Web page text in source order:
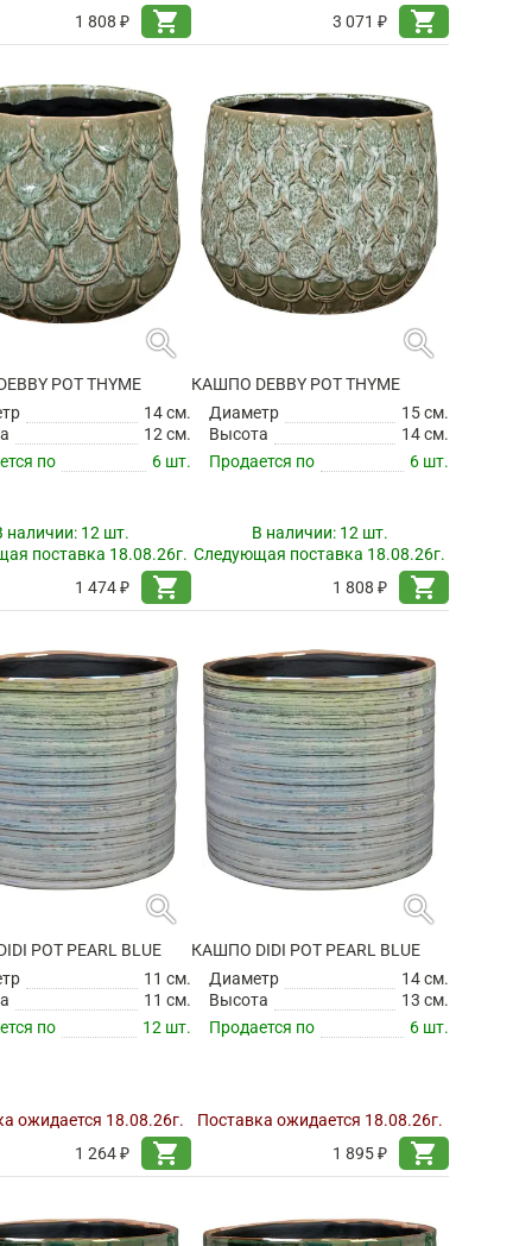
1 808 ₽
shopping_cart
3 071 ₽
shopping_cart
search
POT THYME
14 см.
12 см.
по
6 шт.
наличии: 12 шт.
поставка 18.08.26г.
1 474 ₽
shopping_cart
search
КАШПО DEBBY POT THYME
Диаметр
15 см.
Высота
14 см.
Продается по
6 шт.
В наличии: 12 шт.
Следующая поставка 18.08.26г.
1 808 ₽
shopping_cart
search
POT PEARL BLUE
11 см.
11 см.
по
12 шт.
ожидается 18.08.26г.
1 264 ₽
shopping_cart
search
КАШПО DIDI POT PEARL BLUE
Диаметр
14 см.
Высота
13 см.
Продается по
6 шт.
Поставка ожидается 18.08.26г.
1 895 ₽
shopping_cart